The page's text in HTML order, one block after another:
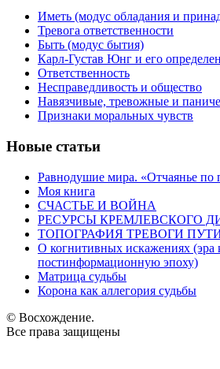
Иметь (модус обладания и
Тревога ответственности
Быть (модус бытия)
Карл-Густав Юнг и его
Ответственность
Несправедливость и общество
Навязчивые, тревожные и
Признаки моральных чувств
Новые статьи
Равнодушие мира. «Отчаянье по
Моя книга
СЧАСТЬЕ И ВОЙНА
РЕСУРСЫ КРЕМЛЕВСКОГО
ТОПОГРАФИЯ ТРЕВОГИ
О когнитивных искажениях (эра
постинформационную эпоху)
Матрица судьбы
Корона как аллегория судьбы
© Восхождение.
Все права защищены